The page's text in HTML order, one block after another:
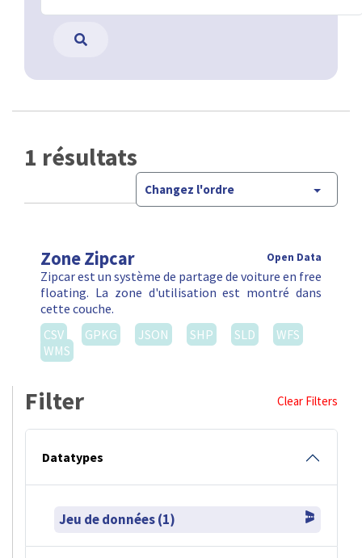
1 résultats
Changez l'ordre
Zone Zipcar Open Data
Zipcar est un système de partage de voiture en free
floating. La zone d'utilisation est montré dans
cette couche.
CSV
GPKG JSON SHP SLD
WFS
WMS
Filter Clear Filters
Datatypes
Jeu de données (1)